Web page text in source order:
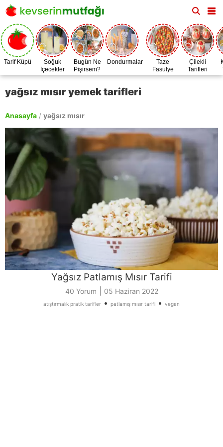
Tarif Küpü
Soğuk
İçecekler
Bugün Ne
Pişirsem?
Dondurmalar
Taze
Fasulye
Zamanı
Çilekli
Tarifleri
yağsız mısır yemek tarifleri
Anasayfa / yağsız mısır
Yağsız Patlamış Mısır Tarifi
40 Yorum 05 Haziran 2022
atıştırmalık pratik tarifler • patlamış mısır tarifi • vegan